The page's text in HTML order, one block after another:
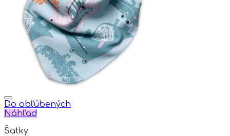
chosen
product
Do obľúbených
Náhľad
Šatky